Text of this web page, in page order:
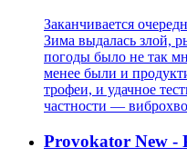
Заканчивается
Зима выдалась злой,
погоды было не так
менее были и
трофеи, и удачное
частности —
Provokator New -